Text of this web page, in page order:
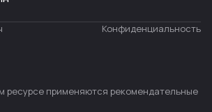
Конфиденциальность
ресурсе применяются рекомендательные